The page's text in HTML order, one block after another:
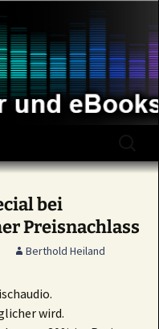
bei
Preisnachlass
Berthold Heiland
wird.